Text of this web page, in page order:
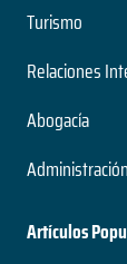
Turismo
Relaciones
Abogacía
Artículos